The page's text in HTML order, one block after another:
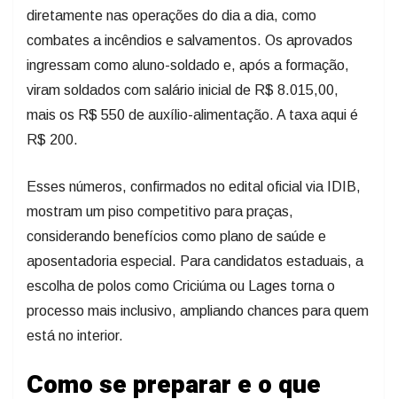
diretamente nas operações do dia a dia, como
combates a incêndios e salvamentos. Os aprovados
ingressam como aluno-soldado e, após a formação,
viram soldados com salário inicial de R$ 8.015,00,
mais os R$ 550 de auxílio-alimentação. A taxa aqui é
R$ 200.
Esses números, confirmados no edital oficial via IDIB,
mostram um piso competitivo para praças,
considerando benefícios como plano de saúde e
aposentadoria especial. Para candidatos estaduais, a
escolha de polos como Criciúma ou Lages torna o
processo mais inclusivo, ampliando chances para quem
está no interior.
Como se preparar e o que